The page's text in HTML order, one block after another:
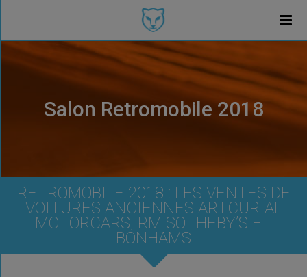
Salon Retromobile 2018
RETROMOBILE 2018 : LES VENTES DE
VOITURES ANCIENNES ARTCURIAL
MOTORCARS, RM SOTHEBY’S ET
BONHAMS